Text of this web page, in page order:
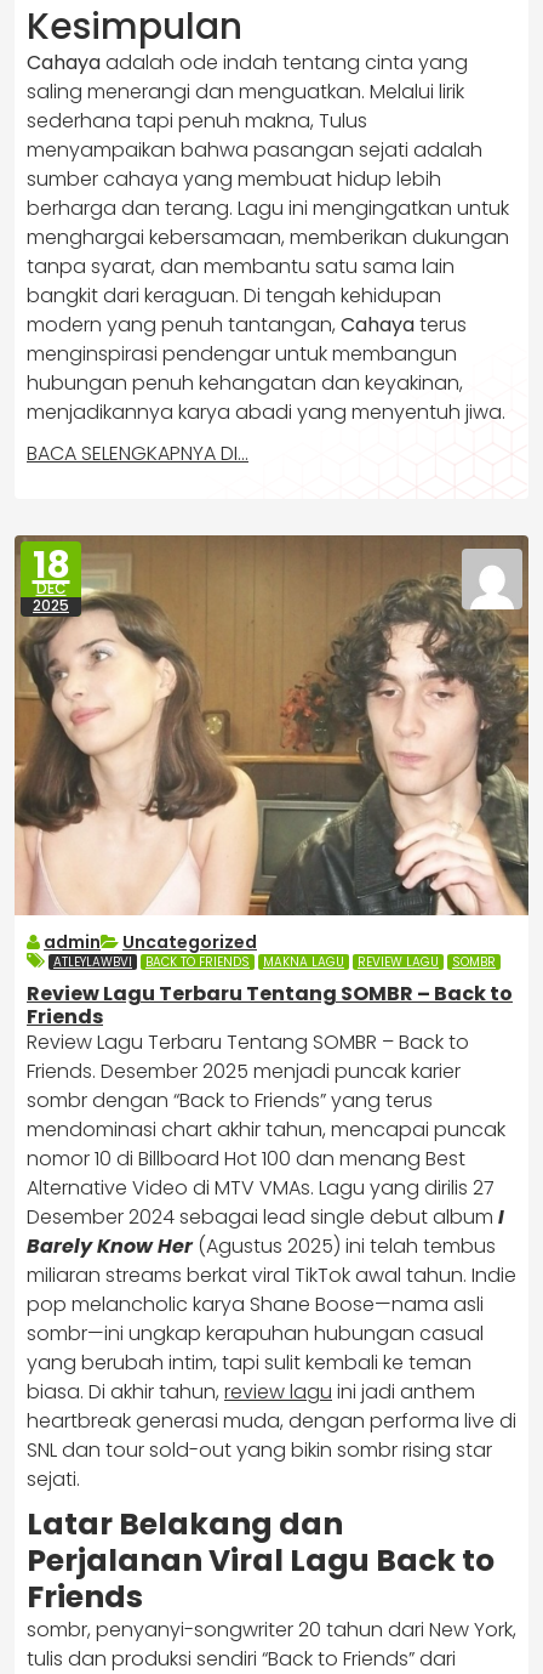
Kesimpulan
Cahayaadalah ode indah tentang cinta yang
saling menerangi dan menguatkan. Melalui lirik
sederhana tapi penuh makna, Tulus
menyampaikan bahwa pasangan sejati adalah
sumber cahaya yang membuat hidup lebih
berharga dan terang. Lagu ini mengingatkan untuk
menghargai kebersamaan, memberikan dukungan
tanpa syarat, dan membantu satu sama lain
bangkit dari keraguan. Di tengah kehidupan
modern yang penuh tantangan, Cahayaterus
menginspirasi pendengar untuk membangun
hubungan penuh kehangatan dan keyakinan,
menjadikannya karya abadi yang menyentuh jiwa.
BACA SELENGKAPNYA DI…
18
DEC
2025
admin Uncategorized
ATLEYLAWBVI BACK TO FRIENDS MAKNA LAGU REVIEW LAGU SOMBR
Review Lagu Terbaru Tentang SOMBR – Back to
Friends
Review Lagu Terbaru Tentang SOMBR – Back to
Friends. Desember 2025 menjadi puncak karier
sombr dengan “Back to Friends” yang terus
mendominasi chart akhir tahun, mencapai puncak
nomor 10 di Billboard Hot 100 dan menang Best
Alternative Video di MTV VMAs. Lagu yang dirilis 27
Desember 2024 sebagai lead single debut album I
Barely Know Her(Agustus 2025) ini telah tembus
miliaran streams berkat viral TikTok awal tahun. Indie
pop melancholic karya Shane Boose—nama asli
sombr—ini ungkap kerapuhan hubungan casual
yang berubah intim, tapi sulit kembali ke teman
biasa. Di akhir tahun, review lagu ini jadi anthem
heartbreak generasi muda, dengan performa live di
SNL dan tour sold-out yang bikin sombr rising star
sejati.
Latar Belakang dan
Perjalanan Viral Lagu Back to
Friends
sombr, penyanyi-songwriter 20 tahun dari New York,
tulis dan produksi sendiri “Back to Friends” dari